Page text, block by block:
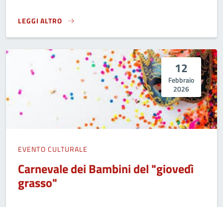
LEGGI ALTRO
KICKBOXING}
12
Febbraio
2026
EVENTO CULTURALE
Carnevale dei Bambini del "giovedì
grasso"